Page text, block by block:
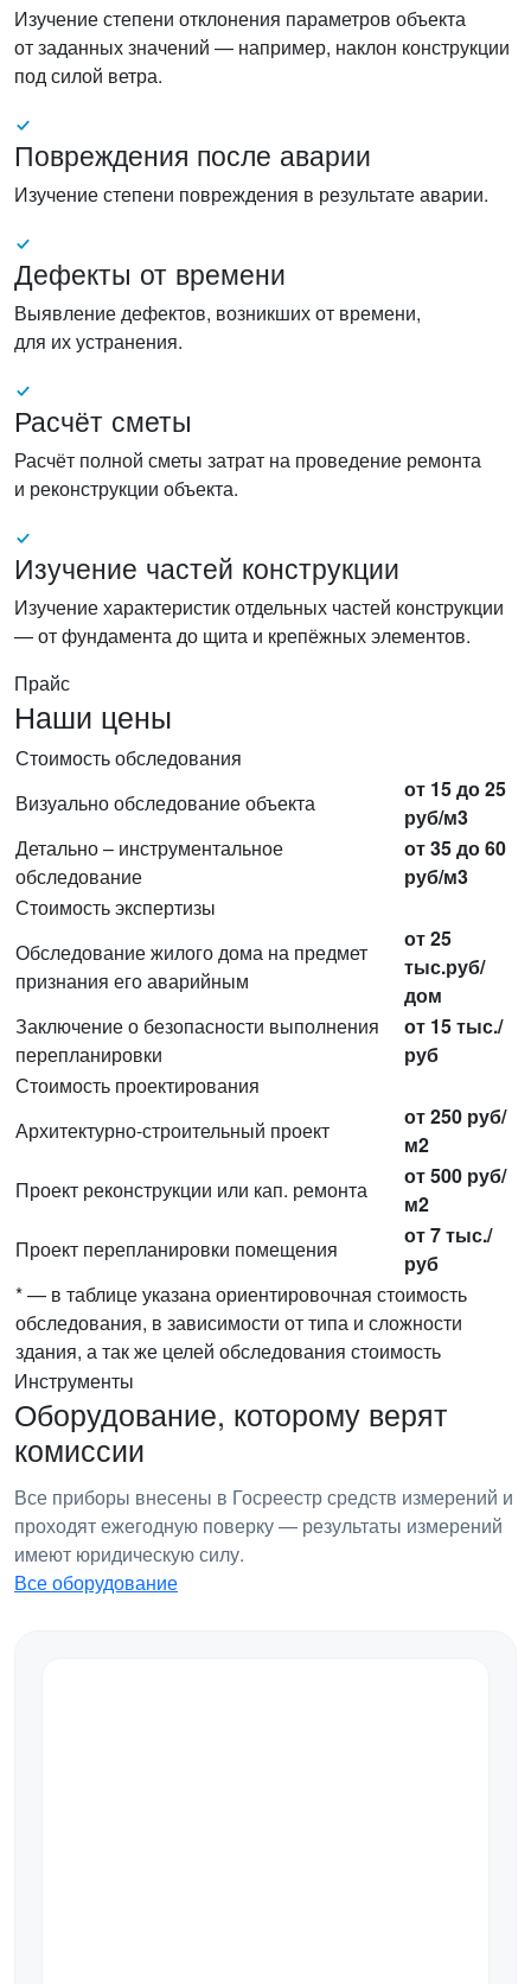
Изучение степени отклонения параметров объекта
от заданных значений — например, наклон конструкции
под силой ветра.
Повреждения после аварии
Изучение степени повреждения в результате аварии.
Дефекты от времени
Выявление дефектов, возникших от времени,
для их устранения.
Расчёт сметы
Расчёт полной сметы затрат на проведение ремонта
и реконструкции объекта.
Изучение частей конструкции
Изучение характеристик отдельных частей конструкции
— от фундамента до щита и крепёжных элементов.
Прайс
Наши цены
Стоимость обследования
Визуально обследование объекта
от 15 до 25
руб/м3
Детально – инструментальное
обследование
от 35 до 60
руб/м3
Стоимость экспертизы
Обследование жилого дома на предмет
признания его аварийным
от 25
тыс.руб/
дом
Заключение о безопасности выполнения
перепланировки
от 15 тыс./
руб
Стоимость проектирования
Архитектурно-строительный проект
от 250 руб/
м2
Проект реконструкции или кап. ремонта
от 500 руб/
м2
Проект перепланировки помещения
от 7 тыс./
руб
* — в таблице указана ориентировочная стоимость
обследования, в зависимости от типа и сложности
здания, а так же целей обследования стоимость
Инструменты
Оборудование, которому верят
комиссии
Все приборы внесены в Госреестр средств измерений и
проходят ежегодную поверку — результаты измерений
имеют юридическую силу.
Все оборудование